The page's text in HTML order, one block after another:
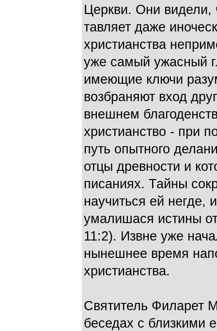
Церкви. Они видели,
тавляет даже
хри­стианства
уже самый ужасный
имеющие ключи
возбраняют вход
внешнем
христианство - при
путь опытного
отцы древности и
писаниях. Тайны
научиться ей негде,
умалишася истины
11:2). Извне уже
нынешнее время
христианства.
Святитель Филарет
беседах с близкими